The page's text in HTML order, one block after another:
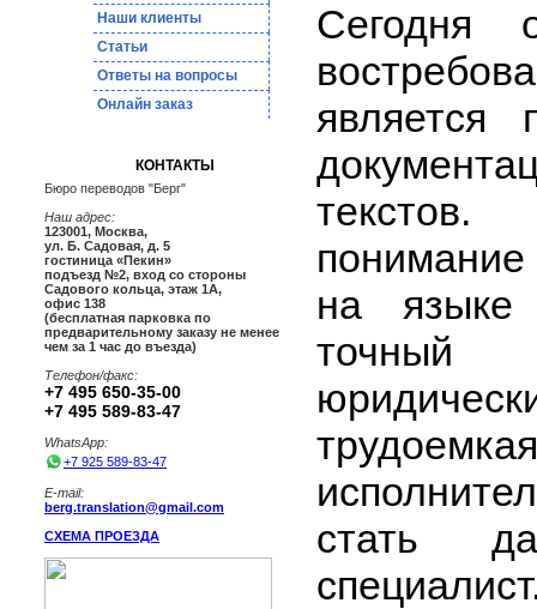
Наши клиенты
Статьи
Ответы на вопросы
Онлайн заказ
КОНТАКТЫ
Бюро переводов "Берг"
Наш адрес:
123001, Москва,
ул. Б. Садовая, д. 5
гостиница «Пекин»
подъезд №2, вход со стороны
Садового кольца, этаж 1А,
офис 138
(бесплатная парковка по
предварительному заказу не менее
чем за 1 час до въезда)
Телефон/факс:
+7 495 650-35-00
+7 495 589-83-47
WhatsApp:
+7 925 589-83-47
E-mail:
berg.translation@gmail.com
СХЕМА ПРОЕЗДА
Сегодня
является
на языке
точный
стать